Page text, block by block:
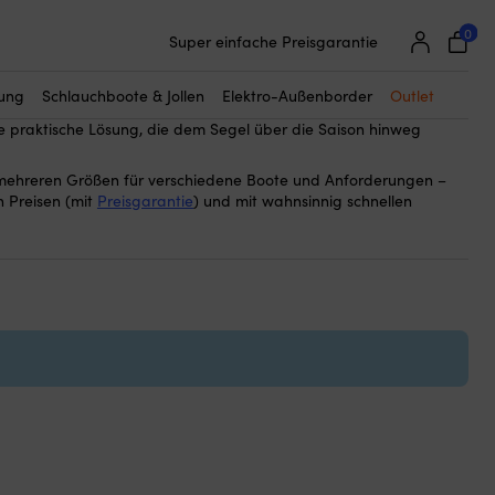
25 000 Bootszubehör von 500 Marken
Super einfache Preisgarantie
0
Schlauchboote & Jollen Elektro-Außenborder Outlet
, die Großsegel und Baum vor Witterung, Schmutz und UV
es, im Cockpit Ordnung zu halten, während Sie
Segelbergen Zeit sparen. Wählen Sie eine Länge, die zu Ihrem
praktische Lösung, die dem Segel über die Saison hinweg
Größen für verschiedene Boote und Anforderungen –
Preisen (mit Preisgarantie) und mit wahnsinnig schnellen